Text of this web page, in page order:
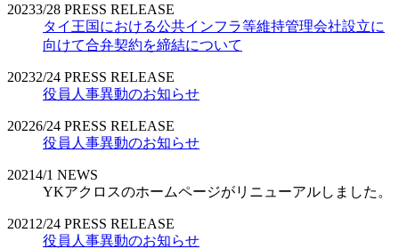
20233/28 PRESS RELEASE
タイ王国における公共インフラ等維持管理会社設立に
向けて合弁契約を締結について
20232/24 PRESS RELEASE
役員人事異動のお知らせ
20226/24 PRESS RELEASE
役員人事異動のお知らせ
20214/1 NEWS
YKアクロスのホームページがリニューアルしました。
2021 2/24 PRESS RELEASE
役員人事異動のお知らせ